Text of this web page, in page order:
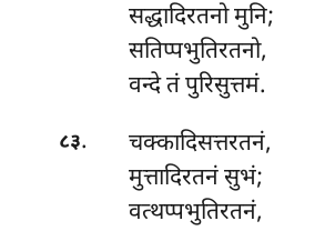
सद्धादिरतनो मुनि;
सतिप्पभुतिरतनो,
वन्दे तं पुरिसुत्तमं.
८३.
चक्कादिसत्तरतनं,
मुत्तादिरतनं सुभं;
वत्थप्पभुतिरतनं,